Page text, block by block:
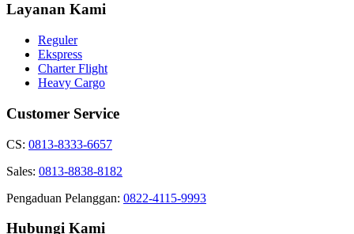
Layanan Kami
Reguler
Ekspress
Charter Flight
Heavy Cargo
Customer Service
CS: 0813-8333-6657
Sales: 0813-8838-8182
Pengaduan Pelanggan: 0822-4115-9993
Hubungi Kami